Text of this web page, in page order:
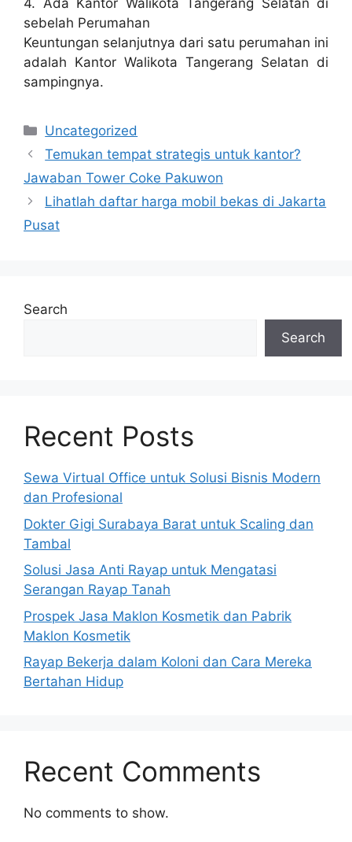
4. Ada Kantor Walikota Tangerang Selatan di
sebelah Perumahan
Keuntungan selanjutnya dari satu perumahan ini
adalah Kantor Walikota Tangerang Selatan di
sampingnya.
Categories
Uncategorized
Temukan tempat strategis untuk kantor?
Jawaban Tower Coke Pakuwon
Lihatlah daftar harga mobil bekas di Jakarta
Pusat
Search
Search
Recent Posts
Sewa Virtual Office untuk Solusi Bisnis Modern
dan Profesional
Dokter Gigi Surabaya Barat untuk Scaling dan
Tambal
Solusi Jasa Anti Rayap untuk Mengatasi
Serangan Rayap Tanah
Prospek Jasa Maklon Kosmetik dan Pabrik
Maklon Kosmetik
Rayap Bekerja dalam Koloni dan Cara Mereka
Bertahan Hidup
Recent Comments
No comments to show.